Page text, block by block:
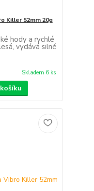
Killer 52mm 20g
hody a rychlé
vydává silné
Skladem 6 ks